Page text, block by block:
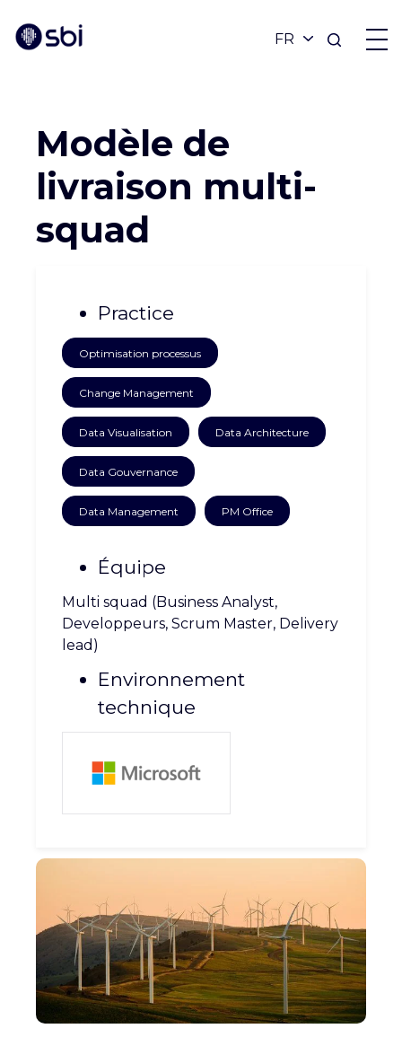
RÉALISATIONS
À PROPOS
CARRIÈRE CONTACT
Modèle de
livraison multi-
squad
Practice
Optimisation processus
Change Management
Data Visualisation Data Architecture
Data Gouvernance
Data Management PM Office
Équipe
Multi squad (Business Analyst,
Developpeurs, Scrum Master, Delivery
lead)
Environnement
technique